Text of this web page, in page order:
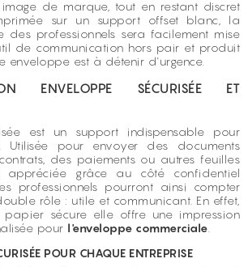
de marque, tout en restant discret
sur un support offset blanc, la
des professionnels sera facilement mise
de communication hors pair et produit
enveloppe est à détenir d'urgence.
ENVELOPPE SÉCURISÉE ET
est un support indispensable pour
Utilisée pour envoyer des documents
des paiements ou autres feuilles
appréciée grâce au côté confidentiel
professionnels pourront ainsi compter
rôle : utile et communicant. En effet,
papier sécure elle offre une impression
pour l'enveloppe commerciale
POUR CHAQUE ENTREPRISE